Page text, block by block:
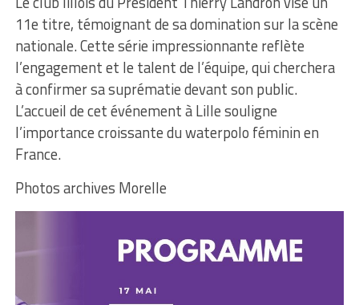
11e titre, témoignant de sa domination sur la scène
nationale. Cette série impressionnante reflète
l’engagement et le talent de l’équipe, qui cherchera
à confirmer sa suprématie devant son public.
L’accueil de cet événement à Lille souligne
l’importance croissante du waterpolo féminin en
France.
Photos archives Morelle